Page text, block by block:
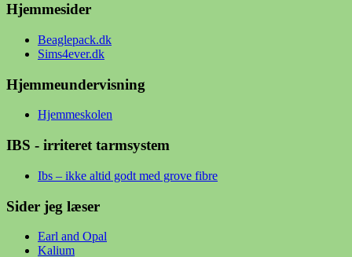
Hjemmesider
Beaglepack.dk
Sims4ever.dk
Hjemmeundervisning
Hjemmeskolen
IBS - irriteret tarmsystem
Ibs – ikke altid godt med grove fibre
Sider jeg læser
Earl and Opal
Kalium